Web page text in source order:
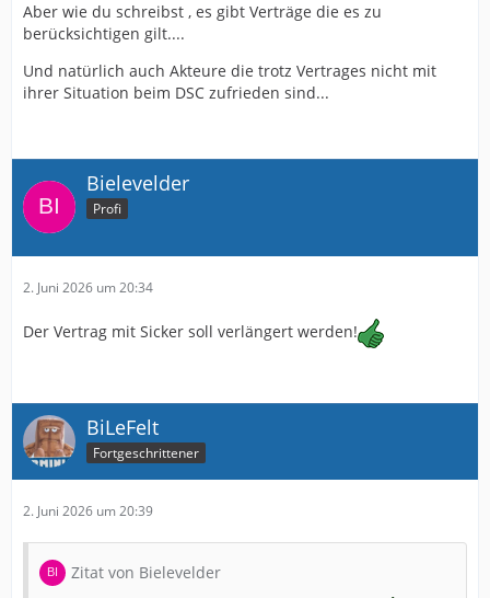
Aber wie du schreibst , es gibt Verträge die es zu
berücksichtigen gilt....
Und natürlich auch Akteure die trotz Vertrages nicht mit
ihrer Situation beim DSC zufrieden sind...
Bielevelder
Profi
2. Juni 2026 um 20:34
Der Vertrag mit Sicker soll verlängert werden!
BiLeFelt
Fortgeschrittener
2. Juni 2026 um 20:39
Zitat von Bielevelder